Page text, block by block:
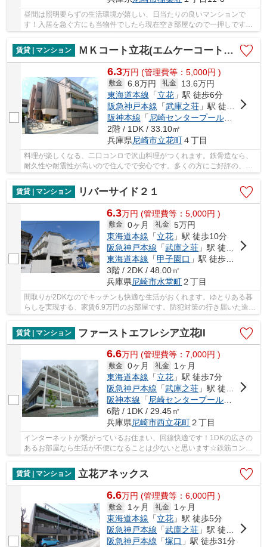
昼間は照明要らずの生活環境が嬉しい、日当たりの良いマンションで
す！入居を急ぐ方にも当物件でしたら現在空き部屋なので一押しです！
賃貸 | マンション
ＭＫコート立花(エムケーコート立花)
6.3万円 (管理費等：5,000円 )
敷金 6.8万円 礼金
13.6万円
東海道本線 「立花」駅 徒歩6分
阪急神戸本線 「武庫之荘」駅 徒歩20分
阪神本線 「 尼崎センタープール前
2階 / 1DK / 33.10㎡
兵庫県尼崎市立花町４丁目
料理が楽しくなる、二口コンロで沢山料理がつくれます。鉄骨造なら、
耐久性や耐震性が高いので住んでで安心です。多くの方にご好評の、清
潔感のある室内が魅力的な賃貸物件です。家具...
賃貸 | マンション
リバーサイド２１
6.3万円 (管理費等：5,000円 )
敷金 0ヶ月 礼金 5万円
東海道本線 「立花 」駅 徒歩10分
阪急神戸本線 「武庫之荘 」駅 徒歩17分
東海道本線 「甲子園口 」駅 徒歩28分
3階 / 2DK / 48.00㎡
兵庫県尼崎市水堂町２丁目
間取りが2DKなのでキッチンも快適な生活がおくれます。ゆとりある暮
らしを実現する、家賃6.9万円のお部屋です。防犯対策の行き届いた造り
がポイント。マンションの陽当りも良く、昼間...
賃貸 | マンション
ファーストエフレシア立花II
6.6万円 (管理費等：7,000円 )
敷金 0ヶ月 礼金
1ヶ月
東海道本線 「立花 」駅 徒歩7分
阪急神戸本線 「武庫之荘 」駅 徒歩29分
阪神本線 「尼崎センタープール前
6階 / 1DK / 29.45㎡
兵庫県尼崎市西立花町２丁目
インターネットが繋がっているお住まい、回線快適です！1DKの広さの
あるお部屋なら生活が不便になることは少ないと思います☆鉄筋コンク
賃貸 | マンション
立花アネックス
6.6万円 (管理費等：6,000円 )
敷金 1ヶ月 礼金
1ヶ月
東海道本線 「立花 」駅 徒歩5分
阪急神戸本線 「武庫之荘 」駅 徒歩27分
阪急神戸本線 「塚口 」駅 徒歩31分